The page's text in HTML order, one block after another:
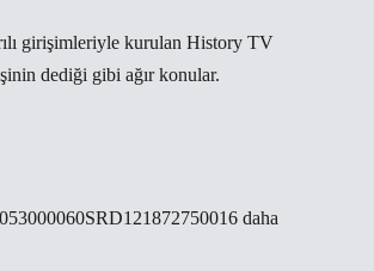
girişimleriyle kurulan History TV
dediği gibi ağır konular.
daha